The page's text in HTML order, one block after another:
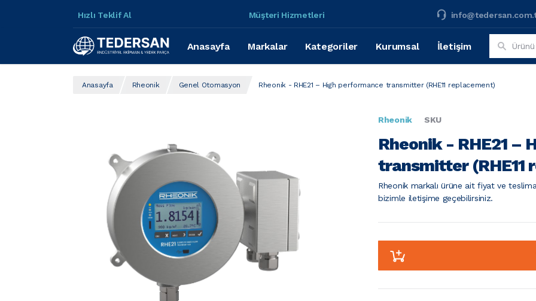
Hızlı Teklif Al Müşteri Hizmetleri
Anasayfa Markalar Kategoriler Kurumsal İletişim
Anasayfa Rheonik Genel Otomasyon Rheonik - RHE21 – High performance transmitter (RHE11 replacement)
Rheonik SKU
Rheonik - RHE21 –
transmitter (RHE11
Rheonik markalı ürüne ait fiyat ve
bizimle iletişime geçebilirsiniz.